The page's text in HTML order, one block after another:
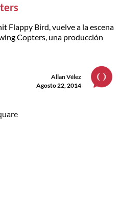
Flappy Bird, vuelve a la escena
Copters, una producción
Allan Vélez
Agosto 22, 2014